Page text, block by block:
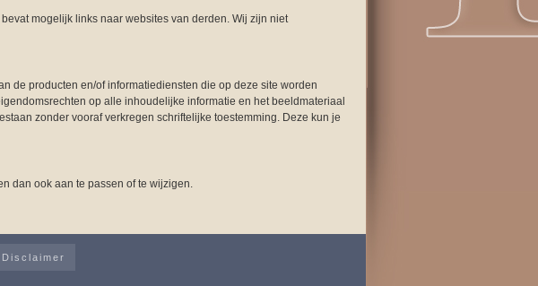
mogelijk links naar websites van derden. Wij zijn niet
de producten en/of informatiediensten die op deze site worden
op alle inhoudelijke informatie en het beeldmateriaal
zonder vooraf verkregen schriftelijke toestemming. Deze kun je
dan ook aan te passen of te wijzigen.
Disclaimer